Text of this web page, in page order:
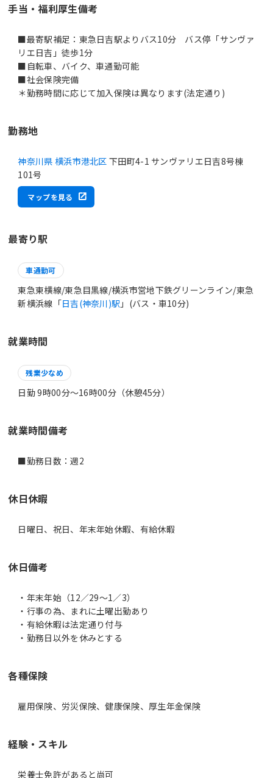
手当・福利厚生備考
■最寄駅補足：東急日吉駅よりバス10分 バス停「サンヴァ
リエ日吉」徒歩1分
■自転車、バイク、車通勤可能
■社会保険完備
＊勤務時間に応じて加入保険は異なります(法定通り)
勤務地
神奈川県 横浜市港北区 下田町4-1 サンヴァリエ日吉8号棟
101号
マップを見る
最寄り駅
車通勤可
東急東横線/東急目黒線/横浜市営地下鉄グリーンライン/東急
新横浜線「日吉(神奈川)駅 」(バス・車10分)
就業時間
残業少なめ
日勤 9時00分〜16時00分（休憩45分）
就業時間備考
休日休暇
日曜日、祝日、年末年始休暇、有給休暇
休日備考
・年末年始（12／29～1／3）
・行事の為、まれに土曜出勤あり
・有給休暇は法定通り付与
・勤務日以外を休みとする
各種保険
雇用保険、労災保険、健康保険、厚生年金保険
経験・スキル
栄養士免許があると尚可